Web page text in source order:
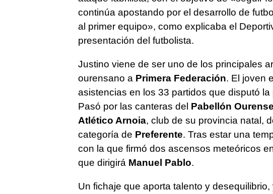
continúa apostando por el desarrollo de
al primer equipo», como explicaba el
presentación del futbolista.
Justino viene de ser uno de los principales
ourensano a Primera Federación. El joven
asistencias en los 33 partidos que disputó
Pasó por las canteras del Pabellón Ourense
Atlético Arnoia, club de su provincia natal,
categoría de Preferente. Tras estar una
con la que firmó dos ascensos meteóricos
que dirigirá Manuel Pablo.
Un fichaje que aporta talento y